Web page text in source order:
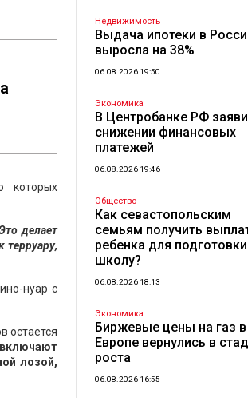
которых
делает
нуар с
остается
лозой,
Недвижимость
Выдача ипотеки в
выросла на 38%
06.08.2026 19:50
Экономика
В Центробанке РФ
снижении финансовых
платежей
06.08.2026 19:46
Общество
Как севастопольским
семьям получить
ребенка для
школу?
06.08.2026 18:13
Экономика
Биржевые цены на газ в
Европе вернулись в
роста
06.08.2026 16:55